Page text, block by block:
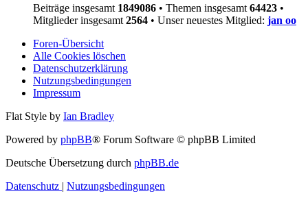
Beiträge insgesamt 1849086 • Themen insgesamt 64423 •
Mitglieder insgesamt 2564 • Unser neuestes Mitglied: jan oo
Foren-Übersicht
Alle Cookies löschen
Datenschutzerklärung
Nutzungsbedingungen
Impressum
Flat Style by Ian Bradley
Powered by phpBB® Forum Software © phpBB Limited
Deutsche Übersetzung durch phpBB.de
Datenschutz | Nutzungsbedingungen